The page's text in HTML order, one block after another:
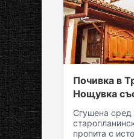
Почивка в
Нощувка
възможност
вечеря
Сгушена сред
пропита с